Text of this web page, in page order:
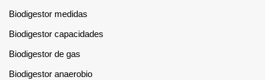
Biodigestor medidas
Biodigestor capacidades
Biodigestor de gas
Biodigestor anaerobio